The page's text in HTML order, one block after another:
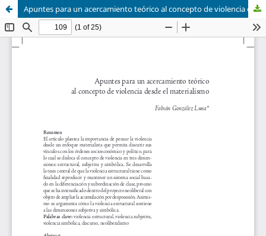
Apuntes para un acercamiento teórico al concepto de violencia desde el materialismo